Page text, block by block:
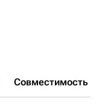
Совместимость